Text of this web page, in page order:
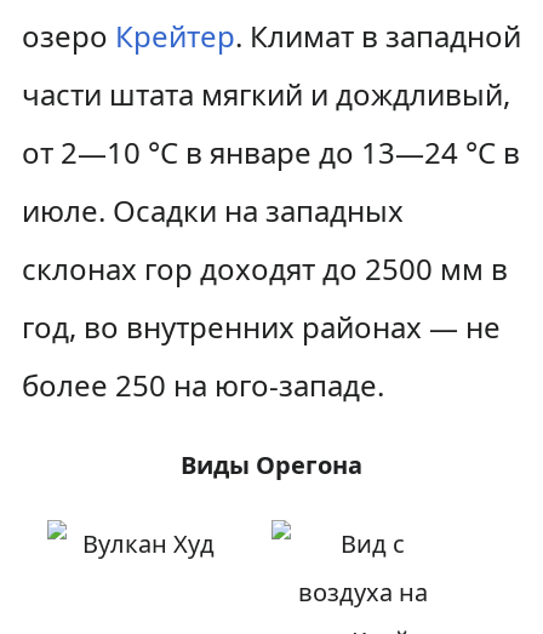
озеро Крейтер. Климат в западной
части штата мягкий и дождливый,
от 2—10 °C в январе до 13—24 °C в
июле. Осадки на западных
склонах гор доходят до 2500 мм в
год, во внутренних районах — не
более 250 на юго-западе.
Виды Орегона